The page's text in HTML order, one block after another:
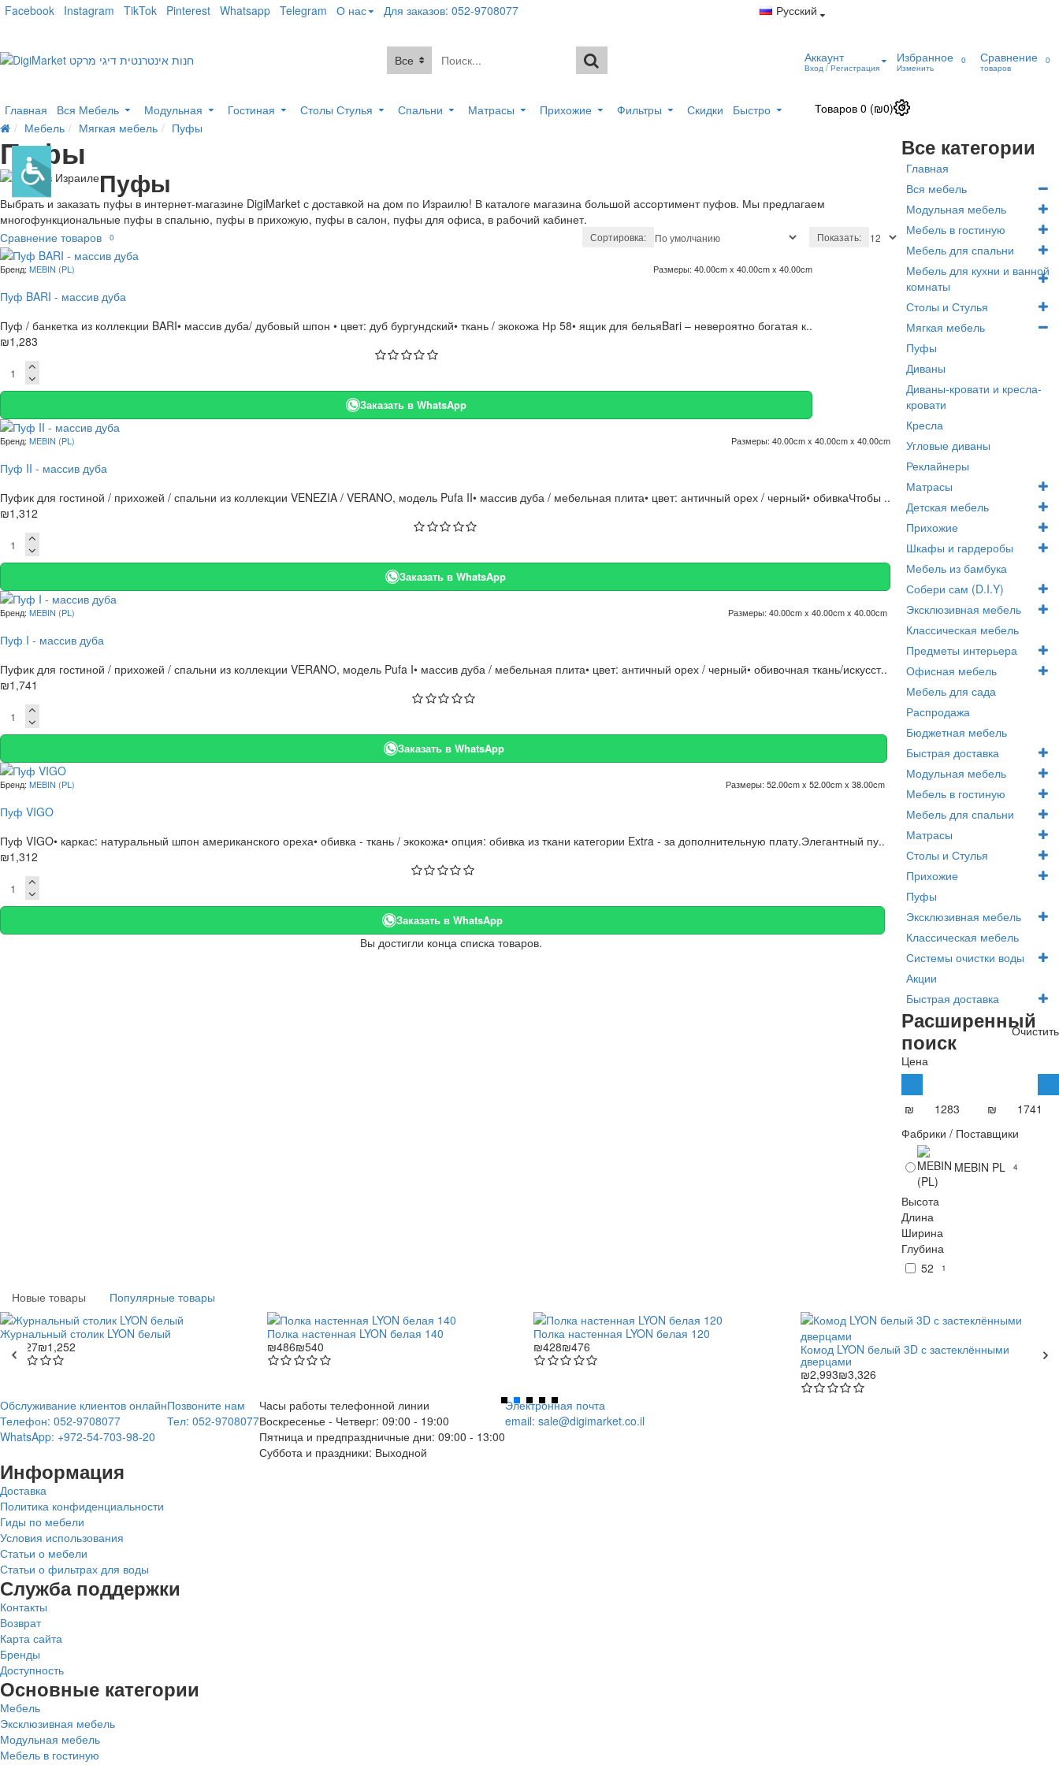
Facebook Instagram TikTok Pinterest Whatsapp Telegram О нас Для заказов: 052-9708077 Русский
Все Аккаунт
Вход / Регистрация
Избранное
Изменить
0 Сравнение
товаров
0
Главная Вся Мебель Модульная Гостиная Столы Стулья Спальни Матрасы Прихожие Фильтры Скидки Быстро Товаров 0 (₪0) 0
Мебель Мягкая мебель Пуфы
Пуфы
Пуфы
Выбрать и заказать пуфы в интернет-магазине DigiMarket с доставкой на дом по Израилю! В каталоге магазина большой ассортимент пуфов. Мы предлагаем
многофункциональные пуфы в спальню, пуфы в прихожую, пуфы в салон, пуфы для офиса, в рабочий кабинет.
Сравнение товаров
0 Сортировка: Показать:
Бренд: MEBIN (PL) Размеры: 40.00cm x 40.00cm x 40.00cm
Пуф BARI - массив дуба
Пуф / банкетка из коллекции BARI• массив дуба/ дубовый шпон • цвет: дуб бургундский• ткань / экокожа Нр 58• ящик для бельяBari – невероятно богатая к..
₪1,283
Заказать в WhatsApp
Бренд: MEBIN (PL) Размеры: 40.00cm x 40.00cm x 40.00cm
Пуф II - массив дуба
Пуфик для гостиной / прихожей / спальни из коллекции VENEZIA / VERANO, модель Pufa II• массив дуба / мебельная плита• цвет: античный орех / черный• обивкаЧтобы ..
₪1,312
Заказать в WhatsApp
Бренд: MEBIN (PL) Размеры: 40.00cm x 40.00cm x 40.00cm
Пуф I - массив дуба
Пуфик для гостиной / прихожей / спальни из коллекции VERANO, модель Pufa I• массив дуба / мебельная плита• цвет: античный орех / черный• обивочная ткань/искусст..
₪1,741
Заказать в WhatsApp
Бренд: MEBIN (PL) Размеры: 52.00cm x 52.00cm x 38.00cm
Пуф VIGO
Пуф VIGO• каркас: натуральный шпон американского ореха• обивка - ткань / экокожа• опция: обивка из ткани категории Extra - за дополнительную плату.Элегантный пу..
₪1,312
Заказать в WhatsApp
Вы достигли конца списка товаров.
Все категории
Главная
Вся мебель
Модульная мебель
Мебель в гостиную
Мебель для спальни
Мебель для кухни и ванной
комнаты
Столы и Стулья
Мягкая мебель
Пуфы
Диваны
Диваны-кровати и кресла-
кровати
Кресла
Угловые диваны
Реклайнеры
Матрасы
Детская мебель
Прихожие
Шкафы и гардеробы
Мебель из бамбука
Собери сам (D.I.Y)
Эксклюзивная мебель
Классическая мебель
Предметы интерьера
Офисная мебель
Мебель для сада
Распродажа
Бюджетная мебель
Быстрая доставка
Модульная мебель
Мебель в гостиную
Мебель для спальни
Матрасы
Столы и Стулья
Прихожие
Пуфы
Эксклюзивная мебель
Классическая мебель
Системы очистки воды
Акции
Быстрая доставка
Расширенный
поиск
Очистить
Цена
₪
₪
Фабрики / Поставщики
MEBIN PL 4
Высота
Длина
Ширина
Глубина
52
1
Новые товары Популярные товары
Журнальный столик LYON белый
₪1,127₪1,252
Полка настенная LYON белая 140
₪486₪540
Полка настенная LYON белая 120
₪428₪476 Комод LYON белый 3D с застеклёнными
дверцами
₪2,993₪3,326
Обслуживание клиентов онлайн
Телефон: 052-9708077
WhatsApp: +972-54-703-98-20
Позвоните нам
Тел: 052-9708077
Часы работы телефонной линии
Воскресенье - Четверг: 09:00 - 19:00
Пятница и предпраздничные дни: 09:00 - 13:00
Суббота и праздники: Выходной
Электронная почта
email: sale@digimarket.co.il
Информация
Доставка
Политика конфиденциальности
Гиды по мебели
Условия использования
Статьи о мебели
Статьи о фильтрах для воды
Служба поддержки
Контакты
Возврат
Карта сайта
Бренды
Доступность
Основные категории
Мебель
Эксклюзивная мебель
Модульная мебель
Мебель в гостиную